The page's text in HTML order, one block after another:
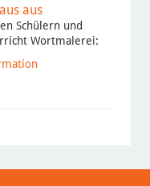
aus
Schülern und
Wortmalerei: